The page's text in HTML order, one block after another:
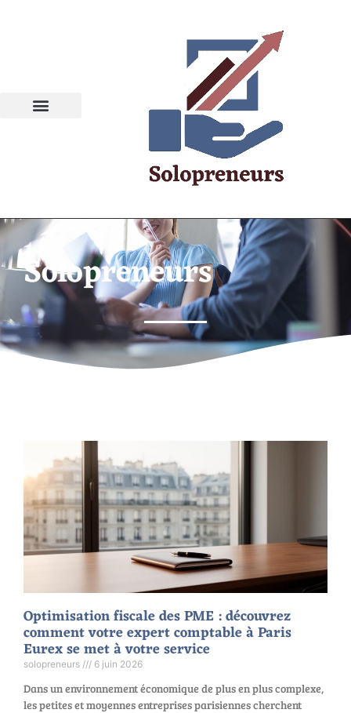
Solopreneurs
Optimisation fiscale des PME : découvrez
comment votre expert comptable à Paris
Eurex se met à votre service
solopreneurs 6 juin 2026
Dans un environnement économique de plus en plus complexe,
les petites et moyennes entreprises parisiennes cherchent